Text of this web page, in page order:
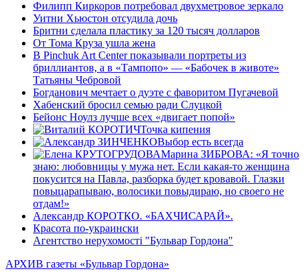
Филипп Киркоров потребовал двухметровое зеркало
Уитни Хьюстон отсудила дочь
Бритни сделала пластику за 120 тысяч долларов
От Тома Круза ушла жена
В Pinchuk Art Center показывали портреты из
бриллиантов, а в «Тампопо» — «Бабочек в животе»
Татьяны Чебровой
Богданович мечтает о дуэте с фаворитом Пугачевой
Хабенский бросил семью ради Слуцкой
Бейонс Ноулз лучше всех «двигает попой»
Точка кипения
Выбор есть всегда
Марина ЗИБРОВА: «Я точно
знаю: любовницы у мужа нет. Если какая-то женщина
покусится на Павла, разборка будет кровавой. Глазки
повыцарапываю, волосики повыдираю, но своего не
отдам!»
Александр КОРОТКО. «БАХЧИСАРАЙ».
Красота по-украински
Агентство нерухомості "Бульвар Гордона"
АРХИВ газеты «Бульвар Гордона»